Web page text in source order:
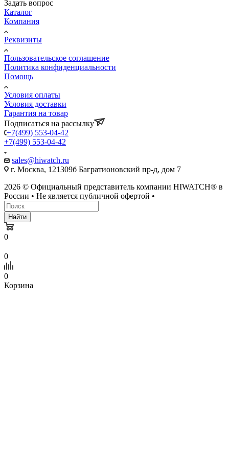
Задать вопрос
Каталог
Компания
Реквизиты
Пользовательское соглашение
Политика конфиденциальности
Помощь
Условия оплаты
Условия доставки
Гарантия на товар
Подписаться на рассылку
+7(499) 553-04-42
+7(499) 553-04-42
sales@hiwatch.ru
г. Москва, 121309б Багратионовский пр-д, дом 7
2026 © Официальный представитель компании HIWATCH® в
России • Не является публичной офертой •
Найти
0
0
0
Корзина